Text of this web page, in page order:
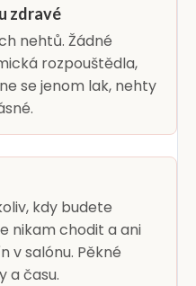
zdravé
nehtů. Žádné
rozpouštědla,
se jenom lak, nehty
kdy budete
nikam chodit a ani
v salónu. Pěkné
a času.